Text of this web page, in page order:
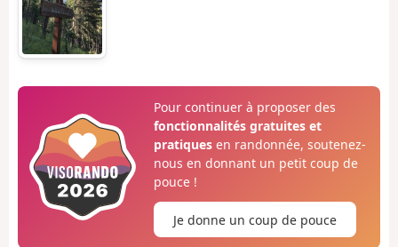
Pour continuer à proposer des
fonctionnalités gratuites et
pratiquesen randonnée, soutenez-
nous en donnant un petit coup de
pouce !
Je donne un coup de pouce